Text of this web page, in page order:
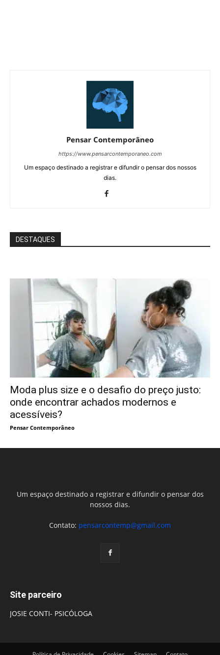
Pensar Contemporâneo
https://www.pensarcontemporaneo.com
Um espaço destinado a registrar e difundir o pensar dos nossos
dias.
DESTAQUES
Moda plus size e o desafio do preço justo:
onde encontrar achados modernos e
acessíveis?
Pensar Contemporâneo
Um espaço destinado a registrar e difundir o pensar dos
nossos dias.
Contato: pensarcontemp@gmail.com
Site parceiro
JOSIE CONTI- PSICÓLOGA